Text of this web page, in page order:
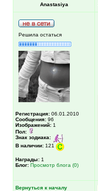
Anastasiya
Решила остаться
Регистрация: 06.01.2010
Сообщения: 96
Изображений: 1
Пол:
Знак зодиака:
В наличии: 121
Награды: 1
Блог: Просмотр блога (0)
Вернуться к началу